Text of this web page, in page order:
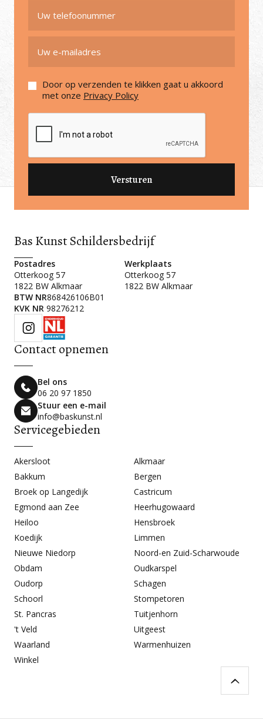
Door op verzenden te klikken gaat u akkoord
met onze Privacy Policy
Bas Kunst Schildersbedrijf
Postadres
Otterkoog 57
1822 BW Alkmaar
Werkplaats
Otterkoog 57
1822 BW Alkmaar
BTW NR868426106B01
KVK NR 98276212
Contact opnemen
Bel ons
06 20 97 1850
Stuur een e-mail
info@baskunst.nl
Servicegebieden
Akersloot
Alkmaar
Bakkum
Bergen
Broek op Langedijk
Castricum
Egmond aan Zee
Heerhugowaard
Heiloo
Hensbroek
Koedijk
Limmen
Nieuwe Niedorp
Noord-en Zuid-Scharwoude
Obdam
Oudkarspel
Oudorp
Schagen
Schoorl
Stompetoren
St. Pancras
Tuitjenhorn
't Veld
Uitgeest
Waarland
Warmenhuizen
Winkel